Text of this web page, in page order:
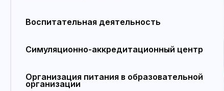
Воспитательная деятельность
Симуляционно-аккредитационный центр
Организация питания в образовательной
организации